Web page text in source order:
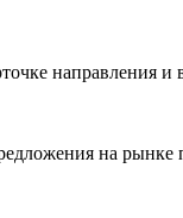
направления и
на рынке